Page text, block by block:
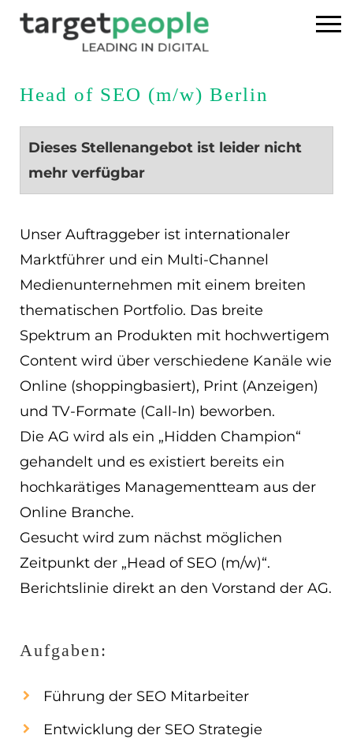
Home
Executive Search
Referenzen
News
DE
ES
Navigation schließen
Head of SEO (m/w) Berlin
Dieses Stellenangebot ist leider nicht
mehr verfügbar
Unser Auftraggeber ist internationaler
Marktführer und ein Multi-Channel
Medienunternehmen mit einem breiten
thematischen Portfolio. Das breite
Spektrum an Produkten mit hochwertigem
Content wird über verschiedene Kanäle wie
Online (shoppingbasiert), Print (Anzeigen)
und TV-Formate (Call-In) beworben.
Die AG wird als ein „Hidden Champion“
gehandelt und es existiert bereits ein
hochkarätiges Managementteam aus der
Online Branche.
Gesucht wird zum nächst möglichen
Zeitpunkt der „Head of SEO (m/w)“.
Berichtslinie direkt an den Vorstand der AG.
Aufgaben:
Führung der SEO Mitarbeiter
Entwicklung der SEO Strategie